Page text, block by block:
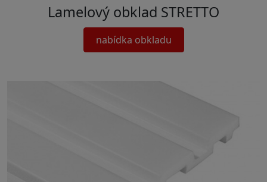
Lamelový obklad STRETTO
nabídka obkladu